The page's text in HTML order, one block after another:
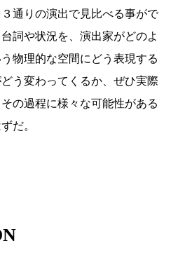
通りの演出で見比べる事がで
詞や状況を、演出家がどのよ
物理的な空間にどう表現する
う変わってくるか、ぜひ実際
の過程に様々な可能性がある
だ。